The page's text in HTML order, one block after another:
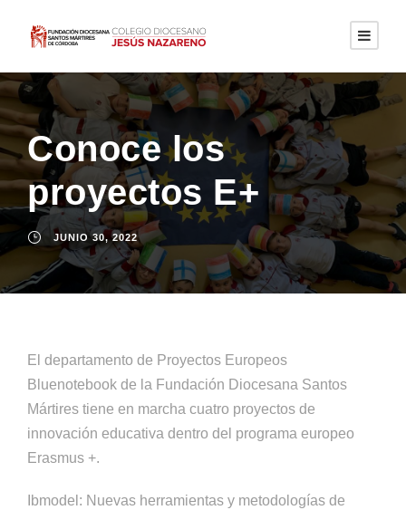
Conoce los
proyectos E+
JUNIO 30, 2022
El departamento de Proyectos Europeos
Bluenotebook de la Fundación Diocesana Santos
Mártires tiene en marcha cuatro proyectos de
innovación educativa dentro del programa europeo
Erasmus +.
Ibmodel: Nuevas herramientas y metodologías de